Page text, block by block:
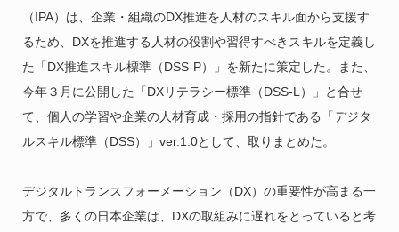
（IPA）は、企業・組織のDX推進を人材のスキル面から支援す
るため、DXを推進する人材の役割や習得すべきスキルを定義し
た「DX推進スキル標準（DSS-P）」を新たに策定した。また、
今年３月に公開した「DXリテラシー標準（DSS-L）」と合せ
て、個人の学習や企業の人材育成・採用の指針である「デジタ
ルスキル標準（DSS）」ver.1.0として、取りまとめた。
デジタルトランスフォーメーション（DX）の重要性が高まる一
方で、多くの日本企業は、DXの取組みに遅れをとっていると考